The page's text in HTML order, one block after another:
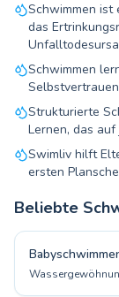
Schwimmen
das
Schwimmen
Strukturierte
Lernen, das
Swimliv hilft
ersten
Beliebte